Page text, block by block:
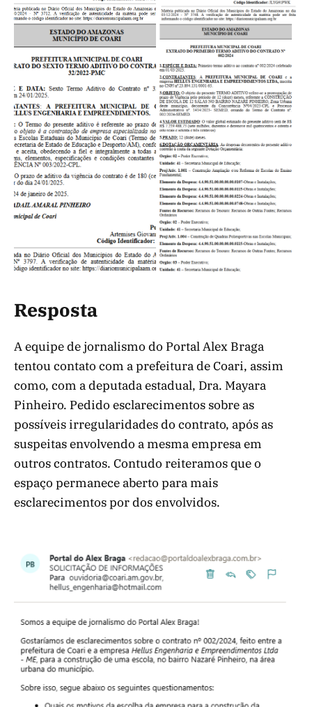
Resposta
A equipe de jornalismo do Portal Alex Braga
tentou contato com a prefeitura de Coari, assim
como, com a deputada estadual, Dra. Mayara
Pinheiro. Pedido esclarecimentos sobre as
possíveis irregularidades do contrato, após as
suspeitas envolvendo a mesma empresa em
outros contratos. Contudo reiteramos que o
espaço permanece aberto para mais
esclarecimentos por dos envolvidos.